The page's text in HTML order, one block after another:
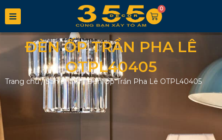
0
ĐÈN ỐP TRẦN PHA LÊ
OTPL40405
Trang chủ/Sản phẩm/Đèn Ốp Trần Pha Lê OTPL40405